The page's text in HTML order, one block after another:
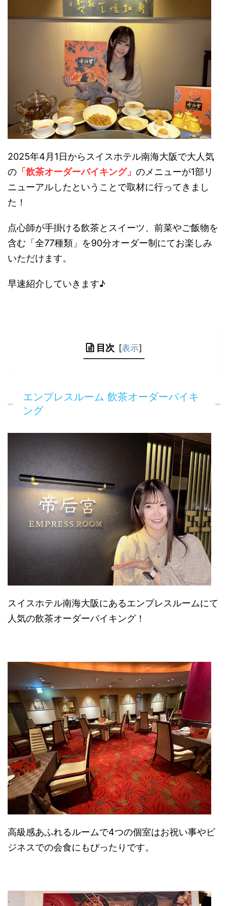
2025年4月1日からスイスホテル南海大阪で大人気
の 「飲茶オーダーバイキング」 のメニューが1部リ
ニューアルしたということで取材に行ってきまし
た！
点心師が手掛ける飲茶とスイーツ、前菜やご飯物を
含む「全77種類」を90分オーダー制にてお楽しみ
いただけます。
早速紹介していきます♪
目次 [表示]
エンプレスルーム 飲茶オーダーバイキ
ング
スイスホテル南海大阪にあるエンプレスルームにて
人気の飲茶オーダーバイキング！
高級感あふれるルームで4つの個室はお祝い事やビ
ジネスでの会食にもぴったりです。